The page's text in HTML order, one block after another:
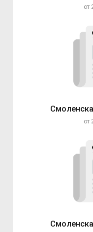
от
от